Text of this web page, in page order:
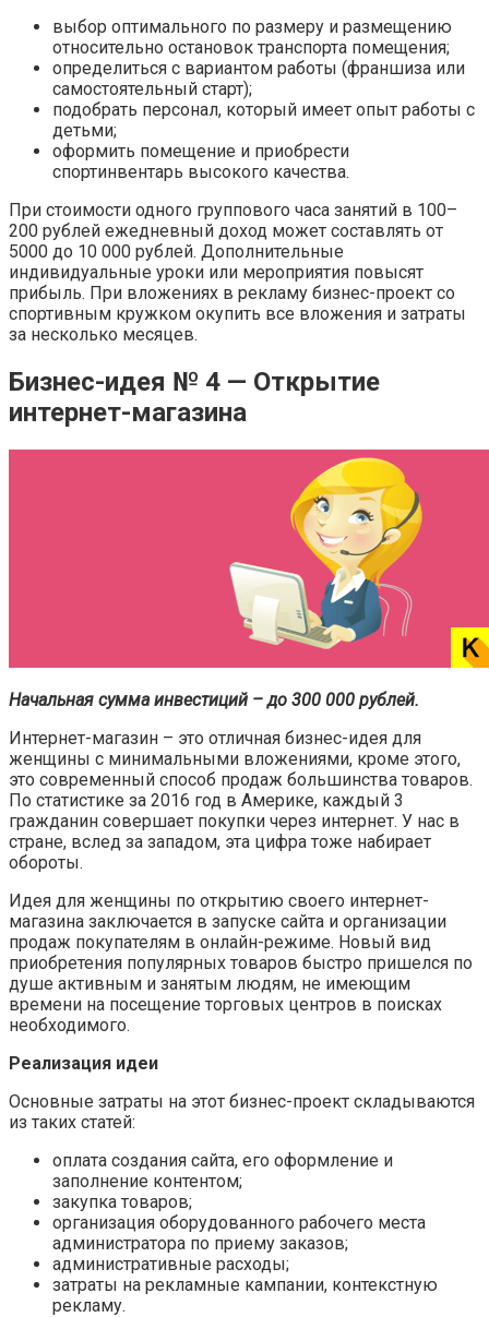
выбор оптимального по размеру и размещению
относительно остановок транспорта помещения;
определиться с вариантом работы (франшиза или
самостоятельный старт);
подобрать персонал, который имеет опыт работы с
детьми;
оформить помещение и приобрести
спортинвентарь высокого качества.
При стоимости одного группового часа занятий в 100–
200 рублей ежедневный доход может составлять от
5000 до 10 000 рублей. Дополнительные
индивидуальные уроки или мероприятия повысят
прибыль. При вложениях в рекламу бизнес-проект со
спортивным кружком окупить все вложения и затраты
за несколько месяцев.
Бизнес-идея № 4 — Открытие
интернет-магазина
Начальная сумма инвестиций – до 300 000 рублей.
Интернет-магазин – это отличная бизнес-идея для
женщины с минимальными вложениями, кроме этого,
это современный способ продаж большинства товаров.
По статистике за 2016 год в Америке, каждый 3
гражданин совершает покупки через интернет. У нас в
стране, вслед за западом, эта цифра тоже набирает
обороты.
Идея для женщины по открытию своего интернет-
магазина заключается в запуске сайта и организации
продаж покупателям в онлайн-режиме. Новый вид
приобретения популярных товаров быстро пришелся по
душе активным и занятым людям, не имеющим
времени на посещение торговых центров в поисках
необходимого.
Реализация идеи
Основные затраты на этот бизнес-проект складываются
из таких статей:
оплата создания сайта, его оформление и
заполнение контентом;
закупка товаров;
организация оборудованного рабочего места
администратора по приему заказов;
административные расходы;
затраты на рекламные кампании, контекстную
рекламу.